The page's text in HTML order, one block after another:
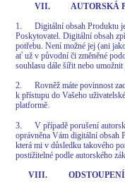
VII. AUTORSKÁ
1. Digitální obsah Produktu je
Poskytovatel. Digitální obsah
potřebu. Není možné jej (ani
ať už v původní či změněné
souhlasu dále šířit nebo
2. Rovněž máte povinnost
k přístupu do Vašeho
platformě.
3. V případě porušení
oprávněna Vám digitální obsah
která mi v důsledku takového
postižitelné podle autorského
VIII. ODSTOUPENÍ